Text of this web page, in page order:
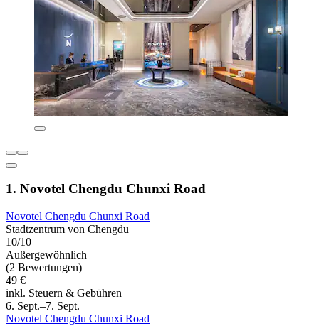
1. Novotel Chengdu Chunxi Road
Novotel Chengdu Chunxi Road
Stadtzentrum von Chengdu
10/10
Außergewöhnlich
(2 Bewertungen)
49 €
inkl. Steuern & Gebühren
6. Sept.–7. Sept.
Novotel Chengdu Chunxi Road